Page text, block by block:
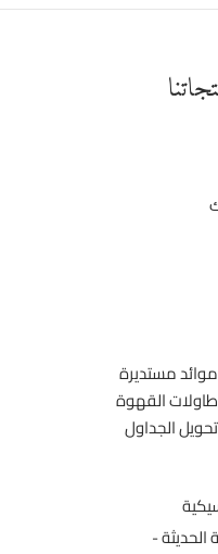
موائد مستديرة
طاولات القهوة
تحويل الجداول